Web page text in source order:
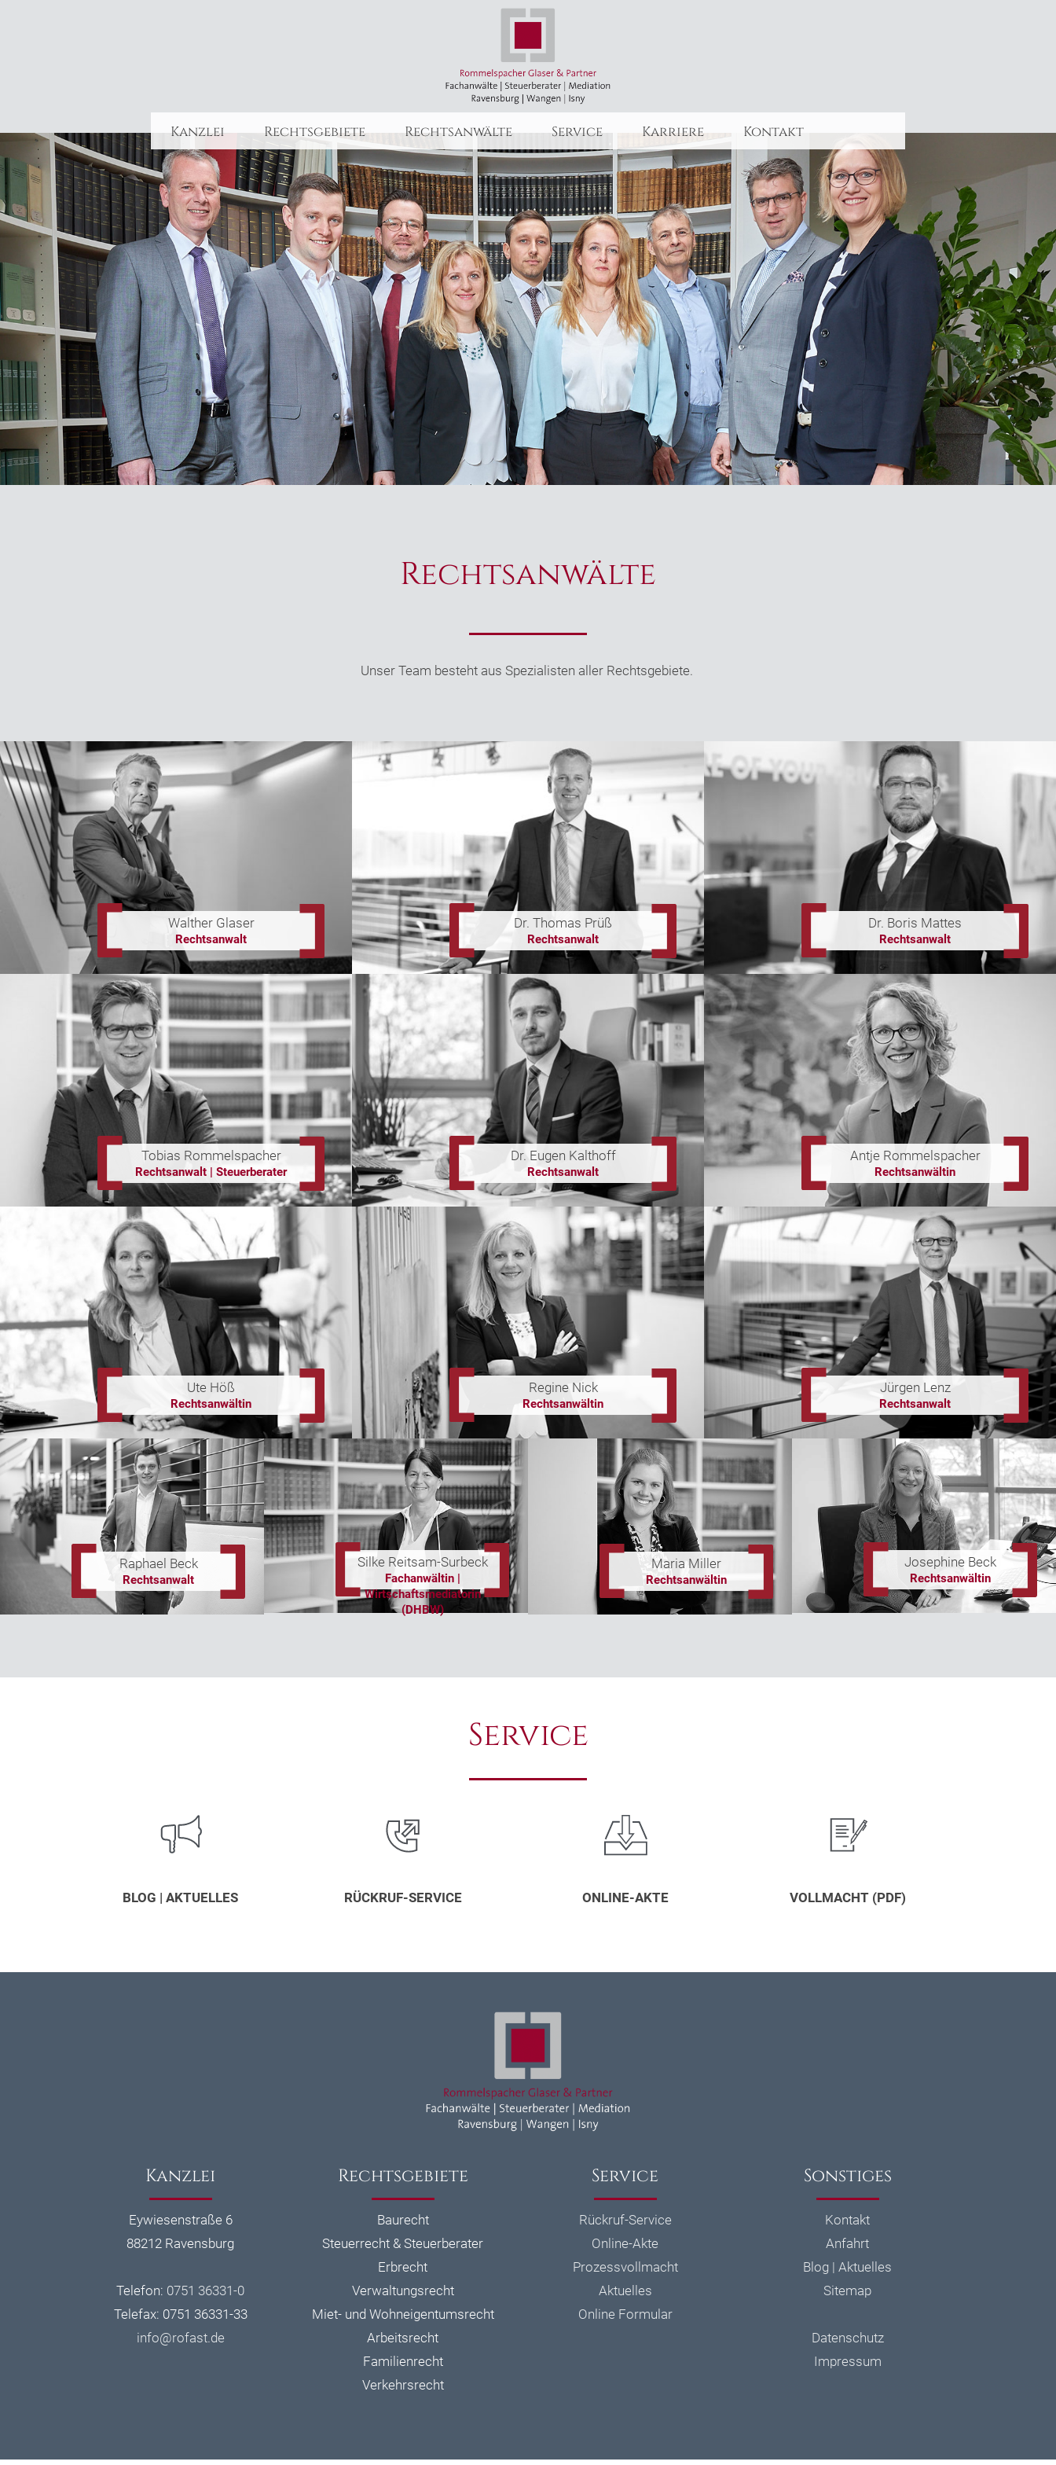
Kanzlei Rechtsgebiete Rechtsanwälte Service Karriere Kontakt
Rechtsanwälte
Unser Team besteht aus Spezialisten aller Rechtsgebiete.
Walther Glaser
Rechtsanwalt
Dr. Thomas Prüß
Rechtsanwalt
Dr. Boris Mattes
Rechtsanwalt
Tobias Rommelspacher
Rechtsanwalt | Steuerberater
Dr. Eugen Kalthoff
Rechtsanwalt
Antje Rommelspacher
Rechtsanwältin
Ute Höß
Rechtsanwältin
Regine Nick
Rechtsanwältin
Jürgen Lenz
Rechtsanwalt
Raphael Beck
Rechtsanwalt
Silke Reitsam-Surbeck
Fachanwältin |
Wirtschaftsmediatorin
(DHBW)
Maria Miller
Rechtsanwältin
Josephine Beck
Rechtsanwältin
Service
BLOG | AKTUELLES RÜCKRUF-SERVICE ONLINE-AKTE VOLLMACHT (PDF)
Kanzlei
Eywiesenstraße 6
88212 Ravensburg
Telefon: 0751 36331-0
Telefax: 0751 36331-33
info@rofast.de
Rechtsgebiete
Baurecht
Steuerrecht & Steuerberater
Erbrecht
Verwaltungsrecht
Miet- und Wohneigentumsrecht
Arbeitsrecht
Familienrecht
Verkehrsrecht
Service
Rückruf-Service
Online-Akte
Prozessvollmacht
Aktuelles
Online Formular
Sonstiges
Kontakt
Anfahrt
Blog | Aktuelles
Sitemap
Datenschutz
Impressum